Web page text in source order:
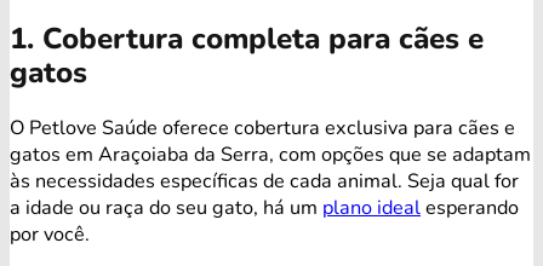
1. Cobertura completa para cães e
gatos
O Petlove Saúde oferece cobertura exclusiva para cães e
gatos em Araçoiaba da Serra, com opções que se adaptam
às necessidades específicas de cada animal. Seja qual for
a idade ou raça do seu gato, há um plano idealesperando
por você.